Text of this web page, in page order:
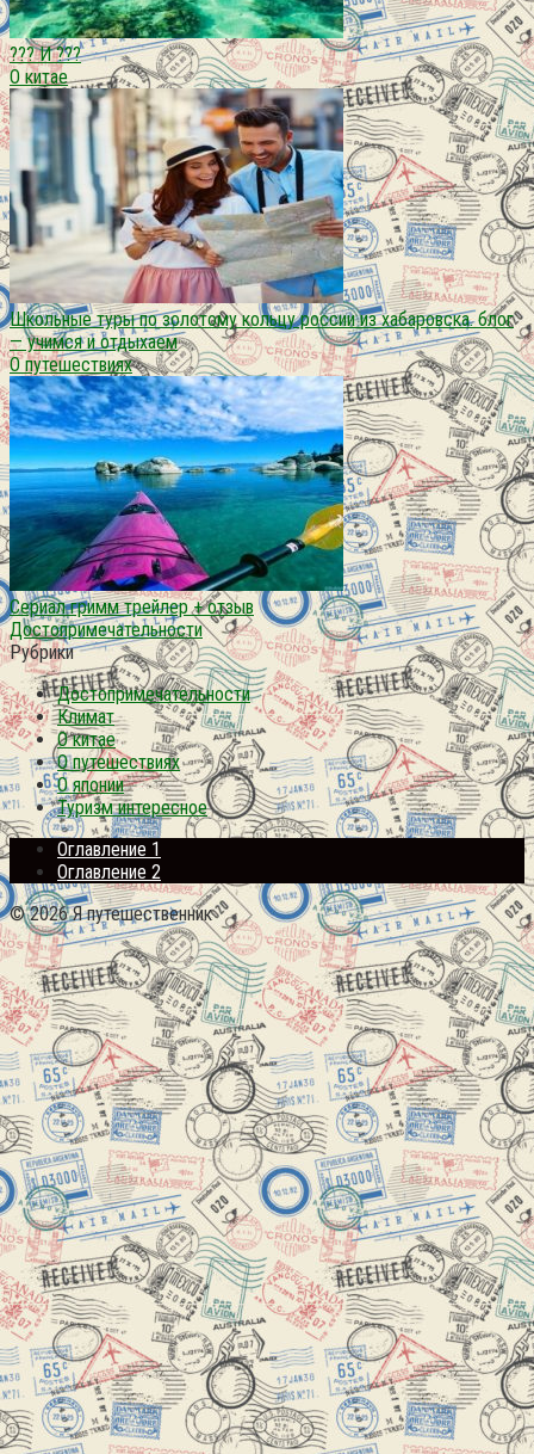
??? И ???
О китае
Школьные туры по золотому кольцу россии из хабаровска. блог
— учимся и отдыхаем
О путешествиях
Сериал гримм трейлер + отзыв
Достопримечательности
Рубрики
Достопримечательности
Климат
О китае
О путешествиях
О японии
Туризм интересное
Оглавление 1
Оглавление 2
© 2026 Я путешественник